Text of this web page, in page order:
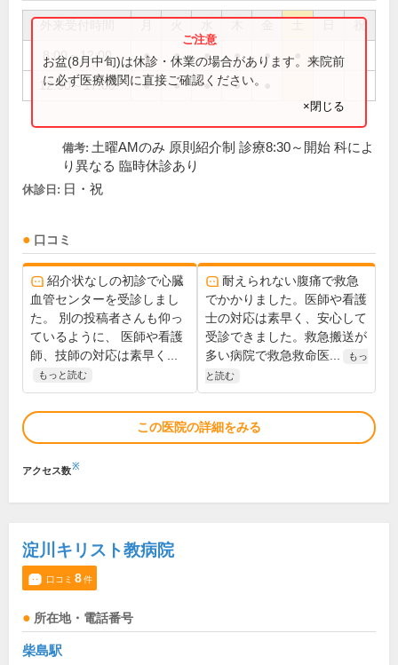
祝
8:00～12:00 ● ● ● ● ●
12:30～17:00 ● ● ● ●
お盆(8月中旬)は休診・休業の場合があります。来院前
に必ず医療機関に直接ご確認ください。
×閉じる
備考: 土曜AMのみ 原則紹介制 診療8:30～開始 科によ
り異なる 臨時休診あり
休診日: 日・祝
口コミ
紹介状なしの初診で心臓
血管センターを受診しまし
た。 別の投稿者さんも仰っ
ているように、 医師や看護
師、技師の対応は素早く...
もっと読む
耐えられない腹痛で救急
でかかりました。医師や看護
士の対応は素早く、安心して
受診できました。救急搬送が
多い病院で救急救命医...
もっ
と読む
この医院の詳細をみる
アクセス数※
淀川キリスト教病院
口コミ 8件
所在地・電話番号
柴島駅